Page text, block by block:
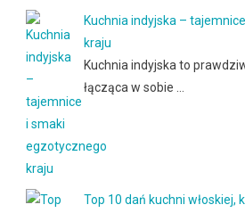
Kuchnia indyjska –
kraju
Kuchnia indyjska to
łącząca w sobie …
Top 10 dań kuchni